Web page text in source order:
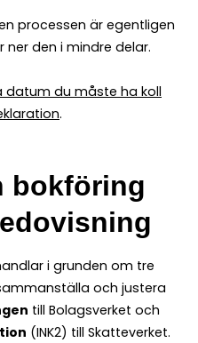
processen är egentligen
den i mindre delar.
datum du måste ha koll
.
bokföring
i grunden om tre
och justera
till Bolagsverket och
(INK2) till Skatteverket.